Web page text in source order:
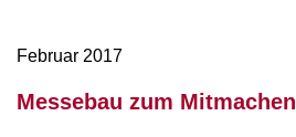
Februar 2017
Messebau zum Mitmachen